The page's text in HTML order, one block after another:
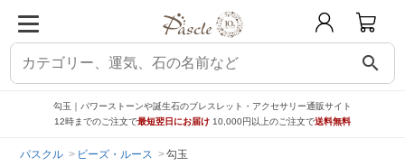
search
勾玉｜パワーストーンや誕生石のブレスレット・アクセサリー通販サイト
12時までのご注文で最短翌日にお届け 10,000円以上のご注文で送料無料
パスクル ビーズ・ルース 勾玉